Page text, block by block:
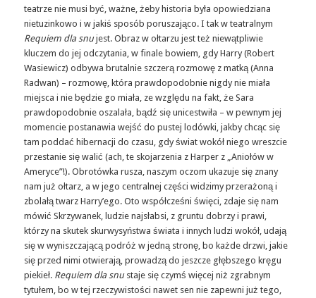
teatrze nie musi być, ważne, żeby historia była opowiedziana
nietuzinkowo i w jakiś sposób poruszająco. I tak w teatralnym
Requiem dla snujest. Obraz w ołtarzu jest też niewątpliwie
kluczem do jej odczytania, w finale bowiem, gdy Harry (Robert
Wasiewicz) odbywa brutalnie szczerą rozmowę z matką (Anna
Radwan) – rozmowę, która prawdopodobnie nigdy nie miała
miejsca i nie będzie go miała, ze względu na fakt, że Sara
prawdopodobnie oszalała, bądź się unicestwiła – w pewnym jej
momencie postanawia wejść do pustej lodówki, jakby chcąc się
tam poddać hibernacji do czasu, gdy świat wokół niego wreszcie
przestanie się walić (ach, te skojarzenia z Harper z „Aniołów w
Ameryce”!). Obrotówka rusza, naszym oczom ukazuje się znany
nam już ołtarz, a w jego centralnej części widzimy przerażoną i
zbolałą twarz Harry’ego. Oto współcześni święci, zdaje się nam
mówić Skrzywanek, ludzie najsłabsi, z gruntu dobrzy i prawi,
którzy na skutek skurwysyństwa świata i innych ludzi wokół, udają
się w wyniszczającą podróż w jedną stronę, bo każde drzwi, jakie
się przed nimi otwierają, prowadzą do jeszcze głębszego kręgu
piekieł. Requiem dla snustaje się czymś więcej niż zgrabnym
tytułem, bo w tej rzeczywistości nawet sen nie zapewni już tego,